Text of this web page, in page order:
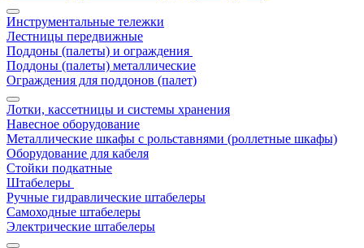
Инструментальные тележки
Лестницы передвижные
Поддоны (палеты) и ограждения
Поддоны (палеты) металлические
Ограждения для поддонов (палет)
Лотки, кассетницы и системы хранения
Навесное оборудование
Металлические шкафы с рольставнями (роллетные шкафы)
Оборудование для кабеля
Стойки подкатные
Штабелеры
Ручные гидравлические штабелеры
Самоходные штабелеры
Электрические штабелеры